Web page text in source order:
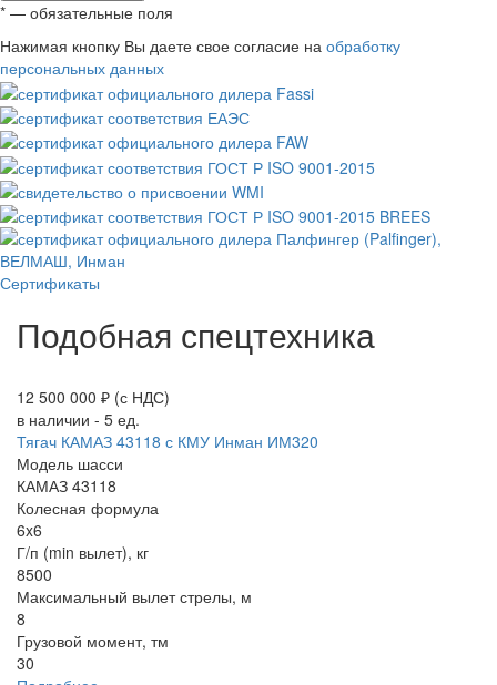
* — обязательные поля
Нажимая кнопку Вы даете свое согласие на обработку
персональных данных
Сертификаты
Подобная спецтехника
12 500 000 ₽ (с НДС)
в наличии - 5 ед.
Тягач КАМАЗ 43118 с КМУ Инман ИМ320
Модель шасси
КАМАЗ 43118
Колесная формула
6x6
Г/п (min вылет), кг
8500
Максимальный вылет стрелы, м
8
Грузовой момент, тм
30